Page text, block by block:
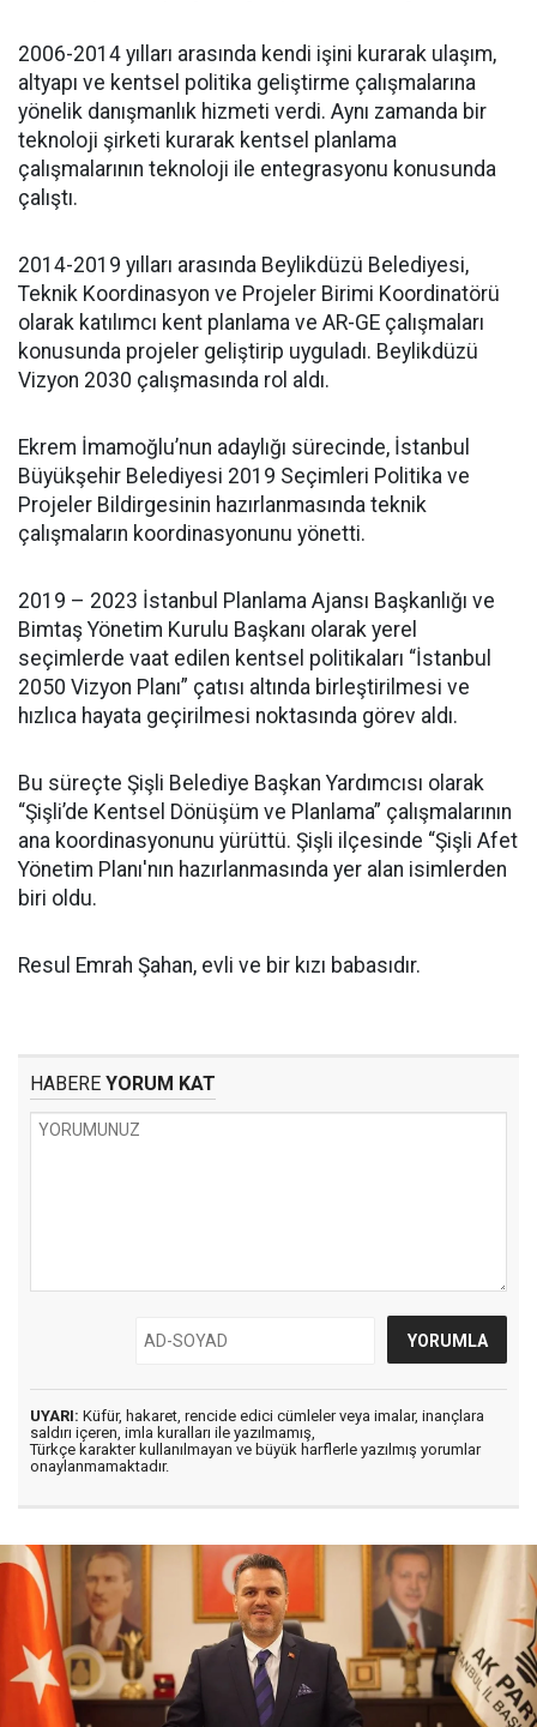
2006-2014 yılları arasında kendi işini kurarak ulaşım,
altyapı ve kentsel politika geliştirme çalışmalarına
yönelik danışmanlık hizmeti verdi. Aynı zamanda bir
teknoloji şirketi kurarak kentsel planlama
çalışmalarının teknoloji ile entegrasyonu konusunda
çalıştı.
2014-2019 yılları arasında Beylikdüzü Belediyesi,
Teknik Koordinasyon ve Projeler Birimi Koordinatörü
olarak katılımcı kent planlama ve AR-GE çalışmaları
konusunda projeler geliştirip uyguladı. Beylikdüzü
Vizyon 2030 çalışmasında rol aldı.
Ekrem İmamoğlu’nun adaylığı sürecinde, İstanbul
Büyükşehir Belediyesi 2019 Seçimleri Politika ve
Projeler Bildirgesinin hazırlanmasında teknik
çalışmaların koordinasyonunu yönetti.
2019 – 2023 İstanbul Planlama Ajansı Başkanlığı ve
Bimtaş Yönetim Kurulu Başkanı olarak yerel
seçimlerde vaat edilen kentsel politikaları “İstanbul
2050 Vizyon Planı” çatısı altında birleştirilmesi ve
hızlıca hayata geçirilmesi noktasında görev aldı.
Bu süreçte Şişli Belediye Başkan Yardımcısı olarak
“Şişli’de Kentsel Dönüşüm ve Planlama” çalışmalarının
ana koordinasyonunu yürüttü. Şişli ilçesinde “Şişli Afet
Yönetim Planı'nın hazırlanmasında yer alan isimlerden
biri oldu.
Resul Emrah Şahan, evli ve bir kızı babasıdır.
HABERE YORUM KAT
UYARI: Küfür, hakaret, rencide edici cümleler veya imalar, inançlara
saldırı içeren, imla kuralları ile yazılmamış,
Türkçe karakter kullanılmayan ve büyük harflerle yazılmış yorumlar
onaylanmamaktadır.